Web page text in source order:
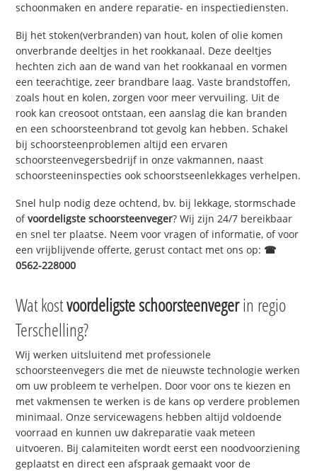
schoonmaken en andere reparatie- en inspectiediensten.
Bij het stoken(verbranden) van hout, kolen of olie komen
onverbrande deeltjes in het rookkanaal. Deze deeltjes
hechten zich aan de wand van het rookkanaal en vormen
een teerachtige, zeer brandbare laag. Vaste brandstoffen,
zoals hout en kolen, zorgen voor meer vervuiling. Uit de
rook kan creosoot ontstaan, een aanslag die kan branden
en een schoorsteenbrand tot gevolg kan hebben. Schakel
bij schoorsteenproblemen altijd een ervaren
schoorsteenvegersbedrijf in onze vakmannen, naast
schoorsteeninspecties ook schoorstseenlekkages verhelpen.
Snel hulp nodig deze ochtend, bv. bij lekkage, stormschade
ofvoordeligste schoorsteenveger? Wij zijn 24/7 bereikbaar
en snel ter plaatse. Neem voor vragen of informatie, of voor
een vrijblijvende offerte, gerust contact met ons op: ☎
0562-228000
Wat kostvoordeligste schoorsteenvegerin regio
Terschelling?
Wij werken uitsluitend met professionele
schoorsteenvegers die met de nieuwste technologie werken
om uw probleem te verhelpen. Door voor ons te kiezen en
met vakmensen te werken is de kans op verdere problemen
minimaal. Onze servicewagens hebben altijd voldoende
voorraad en kunnen uw dakreparatie vaak meteen
uitvoeren. Bij calamiteiten wordt eerst een noodvoorziening
geplaatst en direct een afspraak gemaakt voor de